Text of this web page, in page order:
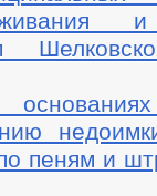
пеням и